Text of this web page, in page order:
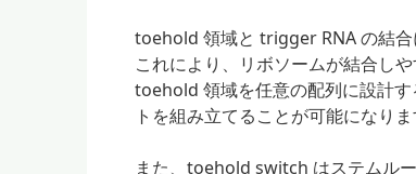
toehold 領域と trigger RNA の結合
これにより、リボソームが結合し
toehold 領域を任意の配列に設計
トを組み立てることが可能になりま
また、toehold switch はステムル